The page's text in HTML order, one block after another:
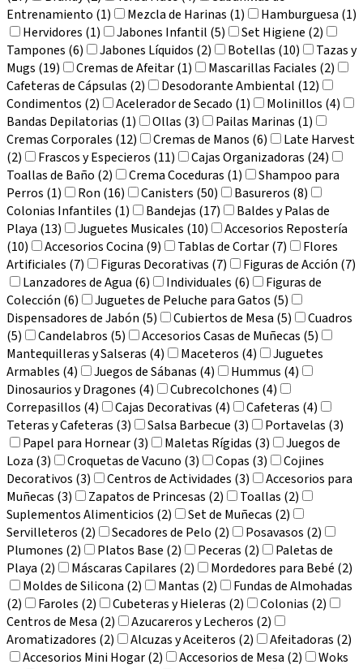
Entrenamiento (1)
Mezcla de Harinas (1)
Hamburguesa (1)
Hervidores (1)
Jabones Infantil (5)
Set Higiene (2)
Tampones (6)
Jabones Líquidos (2) Botellas (10)
Tazas y
Mugs (19)
Cremas de Afeitar (1)
Mascarillas Faciales (2)
Cafeteras de Cápsulas (2)
Desodorante Ambiental (12)
Condimentos (2)
Acelerador de Secado (1)
Molinillos (4)
Bandas Depilatorias (1)
Ollas (3)
Pailas Marinas (1)
Cremas Corporales (12)
Cremas de Manos (6)
Late Harvest
(2)
Frascos y Especieros (11)
Cajas Organizadoras (24)
Toallas de Baño (2)
Crema Coceduras (1)
Shampoo para
Perros (1)
Ron (16) Canisters (50)
Basureros (8)
Colonias Infantiles (1)
Bandejas (17)
Baldes y Palas de
Playa (13)
Juguetes Musicales (10)
Accesorios Repostería
(10)
Accesorios Cocina (9) Tablas de Cortar (7)
Flores
Artificiales (7)
Figuras Decorativas (7)
Figuras de Acción (7)
Lanzadores de Agua (6)
Individuales (6)
Figuras de
Colección (6)
Juguetes de Peluche para Gatos (5)
Dispensadores de Jabón (5)
Cubiertos de Mesa (5)
Cuadros
(5)
Candelabros (5)
Accesorios Casas de Muñecas (5)
Mantequilleras y Salseras (4)
Maceteros (4)
Juguetes
Armables (4)
Juegos de Sábanas (4)
Hummus (4)
Dinosaurios y Dragones (4)
Cubrecolchones (4)
Correpasillos (4)
Cajas Decorativas (4)
Cafeteras (4)
Teteras y Cafeteras (3)
Salsa Barbecue (3)
Portavelas (3)
Papel para Hornear (3)
Maletas Rígidas (3)
Juegos de
Loza (3)
Croquetas de Vacuno (3) Copas (3)
Cojines
Decorativos (3)
Centros de Actividades (3)
Accesorios para
Muñecas (3)
Zapatos de Princesas (2)
Toallas (2)
Suplementos Alimenticios (2)
Set de Muñecas (2)
Servilleteros (2)
Secadores de Pelo (2)
Posavasos (2)
Plumones (2)
Platos Base (2) Peceras (2)
Paletas de
Playa (2)
Máscaras Capilares (2)
Mordedores para Bebé (2)
Moldes de Silicona (2)
Mantas (2)
Fundas de Almohadas
(2)
Faroles (2) Cubeteras y Hieleras (2)
Colonias (2)
Centros de Mesa (2)
Azucareros y Lecheros (2)
Aromatizadores (2)
Alcuzas y Aceiteros (2)
Afeitadoras (2)
Accesorios Mini Hogar (2)
Accesorios de Mesa (2)
Woks